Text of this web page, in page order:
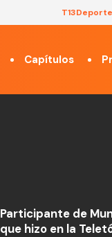
T13
Capítulos
Participante de
que hizo en la